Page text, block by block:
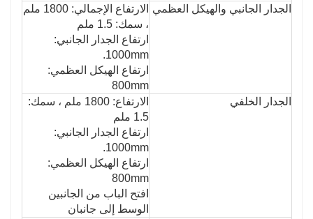
الجدار الجانبي والهيكل العظمي
الارتفاع الإجمالي: 1800 ملم
، سمك: 1.5 ملم
ارتفاع الجدار الجانبي:
1000mm.
ارتفاع الهيكل العظمي:
800mm
الجدار الخلفي
الارتفاع: 1800 ملم ، سمك:
1.5 ملم
ارتفاع الجدار الجانبي:
1000mm.
ارتفاع الهيكل العظمي:
800mm
افتح الباب من الجانبين
الوسط إلى جانبان